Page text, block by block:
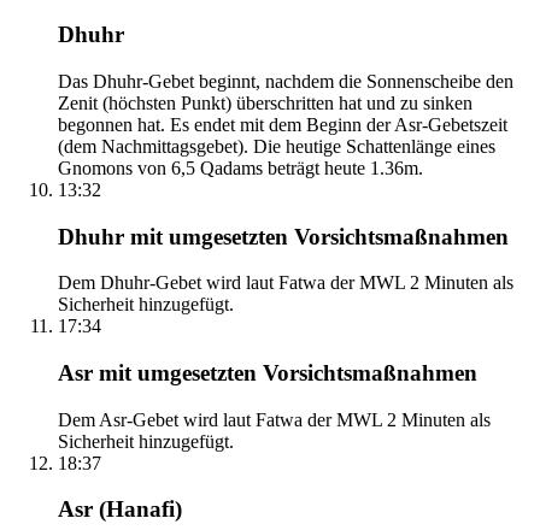
Dhuhr
Das Dhuhr-Gebet beginnt, nachdem die Sonnenscheibe den
Zenit (höchsten Punkt) überschritten hat und zu sinken
begonnen hat. Es endet mit dem Beginn der Asr-Gebetszeit
(dem Nachmittagsgebet). Die heutige Schattenlänge eines
Gnomons von 6,5 Qadams beträgt heute 1.36m.
13:32
Dhuhr mit umgesetzten Vorsichtsmaßnahmen
Dem Dhuhr-Gebet wird laut Fatwa der MWL 2 Minuten als
Sicherheit hinzugefügt.
17:34
Asr mit umgesetzten Vorsichtsmaßnahmen
Dem Asr-Gebet wird laut Fatwa der MWL 2 Minuten als
Sicherheit hinzugefügt.
18:37
Asr (Hanafi)